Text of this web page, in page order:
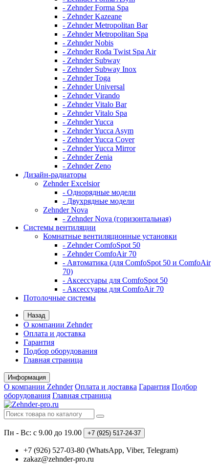
- Zehnder Forma Spa
- Zehnder Kazeane
- Zehnder Metropolitan Bar
- Zehnder Metropolitan Spa
- Zehnder Nobis
- Zehnder Roda Twist Spa Air
- Zehnder Subway
- Zehnder Subway Inox
- Zehnder Toga
- Zehnder Universal
- Zehnder Virando
- Zehnder Vitalo Bar
- Zehnder Vitalo Spa
- Zehnder Yucca
- Zehnder Yucca Asym
- Zehnder Yucca Cover
- Zehnder Yucca Mirror
- Zehnder Zenia
- Zehnder Zeno
Дизайн-радиаторы
Zehnder Excelsior
- Однорядные модели
- Двухрядные модели
Zehnder Nova
- Zehnder Nova (горизонтальная)
Системы вентиляции
Комнатные вентиляционные установки
- Zehnder ComfoSpot 50
- Zehnder ComfoAir 70
- Автоматика (для ComfoSpot 50 и ComfoAir
70)
- Аксессуары для ComfoSpot 50
- Аксессуары для ComfoAir 70
Потолочные системы
Назад
О компании Zehnder
Оплата и доставка
Гарантия
Подбор оборудования
Главная страница
Информация
О компании Zehnder Оплата и доставка Гарантия Подбор
оборудования Главная страница
Пн - Вс: с 9.00 до 19.00 +7 (925) 517-24-37
+7 (926) 527-03-80 (WhatsApp, Viber, Telegram)
zakaz@zehnder-pro.ru